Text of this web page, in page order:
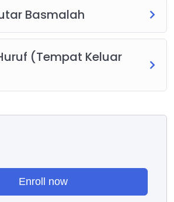
Basmalah
(Tempat Keluar
Enroll now